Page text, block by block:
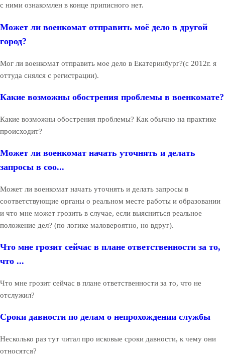
с ними ознакомлен в конце приписного нет.
Может ли военкомат отправить моё дело в другой
город?
Мог ли военкомат отправить мое дело в Екатеринбург?(с 2012г. я
оттуда снялся с регистрации).
Какие возможны обострения проблемы в военкомате?
Какие возможны обострения проблемы? Как обычно на практике
происходит?
Может ли военкомат начать уточнять и делать
запросы в соо...
Может ли военкомат начать уточнять и делать запросы в
соответствующие органы о реальном месте работы и образовании
и что мне может грозить в случае, если выясниться реальное
положение дел? (по логике маловероятно, но вдруг).
Что мне грозит сейчас в плане ответственности за то,
что ...
Что мне грозит сейчас в плане ответственности за то, что не
отслужил?
Сроки давности по делам о непрохождении службы
Несколько раз тут читал про исковые сроки давности, к чему они
относятся?